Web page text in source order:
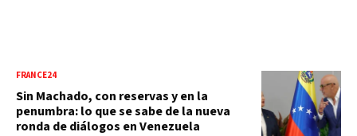
FRANCE24
Sin Machado, con reservas y en la
penumbra: lo que se sabe de la nueva
ronda de diálogos en Venezuela